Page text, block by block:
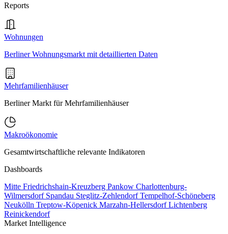
Reports
Wohnungen
Berliner Wohnungsmarkt mit detaillierten Daten
Mehrfamilienhäuser
Berliner Markt für Mehrfamilienhäuser
Makroökonomie
Gesamtwirtschaftliche relevante Indikatoren
Dashboards
Mitte Friedrichshain-Kreuzberg Pankow Charlottenburg-
Wilmersdorf Spandau Steglitz-ZehlendorfTempelhof-Schöneberg
Neukölln Treptow-Köpenick Marzahn-HellersdorfLichtenberg
Reinickendorf
Market Intelligence